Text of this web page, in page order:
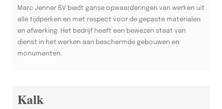
Marc Jenner BV biedt ganse opwaarderingen van werken uit
alle tijdperken en met respect voor de gepaste materialen
en afwerking. Het bedrijf heeft een bewezen staat van
dienst in het werken aan beschermde gebouwen en
monumenten.
Kalk